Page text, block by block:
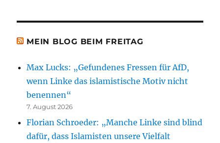
MEIN BLOG BEIM FREITAG
Max Lucks: „Gefundenes Fressen für AfD,
wenn Linke das islamistische Motiv nicht
benennen“
7. August 2026
Florian Schroeder: „Manche Linke sind blind
dafür, dass Islamisten unsere Vielfalt